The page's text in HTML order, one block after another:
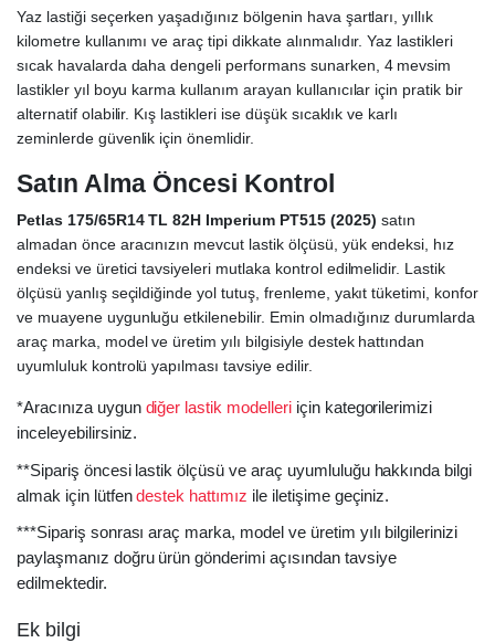
Yaz lastiği seçerken yaşadığınız bölgenin hava şartları, yıllık
kilometre kullanımı ve araç tipi dikkate alınmalıdır. Yaz lastikleri
sıcak havalarda daha dengeli performans sunarken, 4 mevsim
lastikler yıl boyu karma kullanım arayan kullanıcılar için pratik bir
alternatif olabilir. Kış lastikleri ise düşük sıcaklık ve karlı
zeminlerde güvenlik için önemlidir.
Satın Alma Öncesi Kontrol
Petlas 175/65R14 TL 82H Imperium PT515 (2025) satın
almadan önce aracınızın mevcut lastik ölçüsü, yük endeksi, hız
endeksi ve üretici tavsiyeleri mutlaka kontrol edilmelidir. Lastik
ölçüsü yanlış seçildiğinde yol tutuş, frenleme, yakıt tüketimi, konfor
ve muayene uygunluğu etkilenebilir. Emin olmadığınız durumlarda
araç marka, model ve üretim yılı bilgisiyle destek hattından
uyumluluk kontrolü yapılması tavsiye edilir.
*Aracınıza uygun diğer lastik modelleriiçin kategorilerimizi
inceleyebilirsiniz.
**Sipariş öncesi lastik ölçüsü ve araç uyumluluğu hakkında bilgi
almak için lütfendestek hattımız ile iletişime geçiniz.
***Sipariş sonrası araç marka, model ve üretim yılı bilgilerinizi
paylaşmanız doğru ürün gönderimi açısından tavsiye
edilmektedir.
Ek bilgi